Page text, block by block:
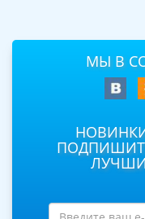
МЫ В